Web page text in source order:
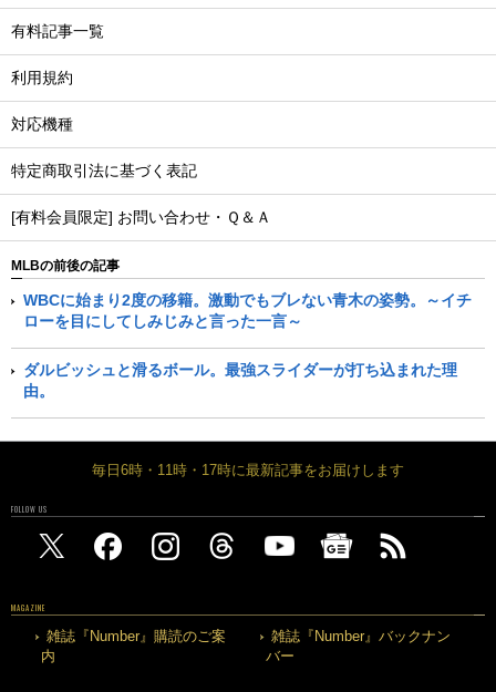
有料記事一覧
利用規約
対応機種
特定商取引法に基づく表記
[有料会員限定] お問い合わせ・Ｑ＆Ａ
MLBの前後の記事
WBCに始まり2度の移籍。激動でもブレない青木の姿勢。～イチ
ローを目にしてしみじみと言った一言～
ダルビッシュと滑るボール。最強スライダーが打ち込まれた理
由。
毎日6時・11時・17時に最新記事をお届けします
FOLLOW US
MAGAZINE
雑誌『Number』購読のご案
内
雑誌『Number』バックナン
バー